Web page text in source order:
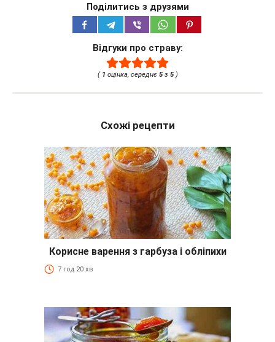
Поділитись з друзями
Відгуки про страву:
( 1 оцінка, середнє 5з 5)
Схожі рецепти
Корисне варення з гарбуза і обліпихи
7 год 20 хв